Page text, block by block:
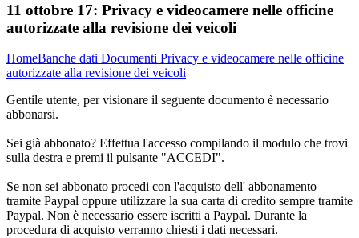
11 ottobre 17: Privacy e videocamere nelle officine
autorizzate alla revisione dei veicoli
HomeBanche dati Documenti Privacy e videocamere nelle officine
autorizzate alla revisione dei veicoli
Gentile utente, per visionare il seguente documento è necessario
abbonarsi.
Sei già abbonato? Effettua l'accesso compilando il modulo che trovi
sulla destra e premi il pulsante "ACCEDI".
Se non sei abbonato procedi con l'acquisto dell' abbonamento
tramite Paypal oppure utilizzare la sua carta di credito sempre tramite
Paypal. Non è necessario essere iscritti a Paypal. Durante la
procedura di acquisto verranno chiesti i dati necessari.